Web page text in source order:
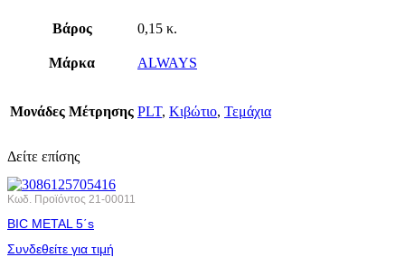
Βάρος 0,15 κ.
Μάρκα ALWAYS
Μονάδες Μέτρησης PLT, Κιβώτιο, Τεμάχια
Δείτε επίσης
Κωδ. Προϊόντος 21-00011
BIC METAL 5΄s
Συνδεθείτε για τιμή